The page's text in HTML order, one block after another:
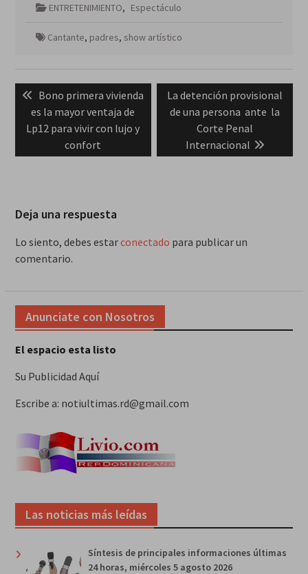
ENTRETENIMIENTO, Espectáculo
Cantante, padres, show artístico
de
entradas
Previous
post:
Bono primera vivienda
es la mayor ventaja de
Lp12 para vivir con lujo y
confort
Next
post:
La detención provisional
de una persona ante la
Corte Penal
Internacional
Deja una respuesta
Lo siento, debes estarconectado para publicar un
comentario.
Anunciate con Nosotros
El espacio esta listo
Su Publicidad Aquí
Escribe a: notiultimas.rd@gmail.com
Las noticias más leídas
Síntesis de principales informaciones últimas
24 horas, miércoles 5 agosto 2026